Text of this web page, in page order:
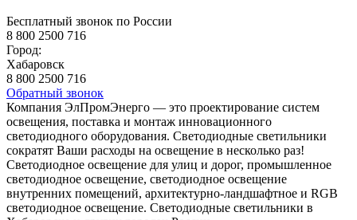
Бесплатный звонок по России
8 800 2500 716
Город:
Хабаровск
8 800 2500 716
Обратный звонок
Компания ЭлПромЭнерго — это проектирование систем
освещения, поставка и монтаж инновационного
светодиодного оборудования. Светодиодные светильники
сократят Ваши расходы на освещение в несколько раз!
Светодиодное освещение для улиц и дорог, промышленное
светодиодное освещение, светодиодное освещение
внутренних помещений, архитектурно-ландшафтное и RGB
светодиодное освещение. Светодиодные светильники в